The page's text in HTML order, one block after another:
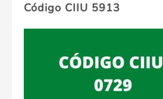
Código CIIU 5913